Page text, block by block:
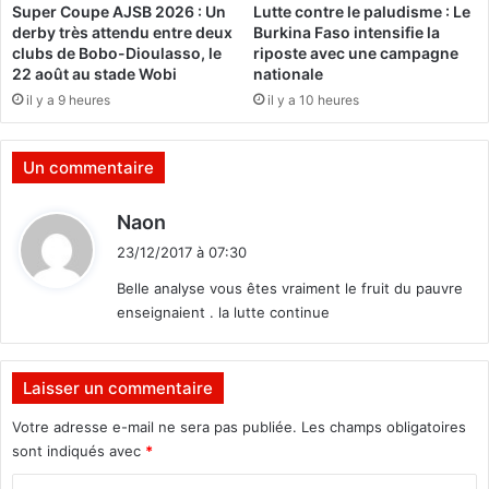
s
c
o
g
s
Super Coupe AJSB 2026 : Un
derby très attendu entre deux
clubs de Bobo-Dioulasso, le
22 août au stade Wobi
il y a 9 heures
Lutte contre le paludisme : Le
Burkina Faso intensifie la
riposte avec une campagne
nationale
il y a 10 heures
Un commentaire
Naon
:
23/12/2017 à 07:30
Belle analyse vous êtes vraiment le fruit du pauvre
enseignaient . la lutte continue
Laisser un commentaire
Votre adresse e-mail ne sera pas publiée. Les champs obligatoires
sont indiqués avec *